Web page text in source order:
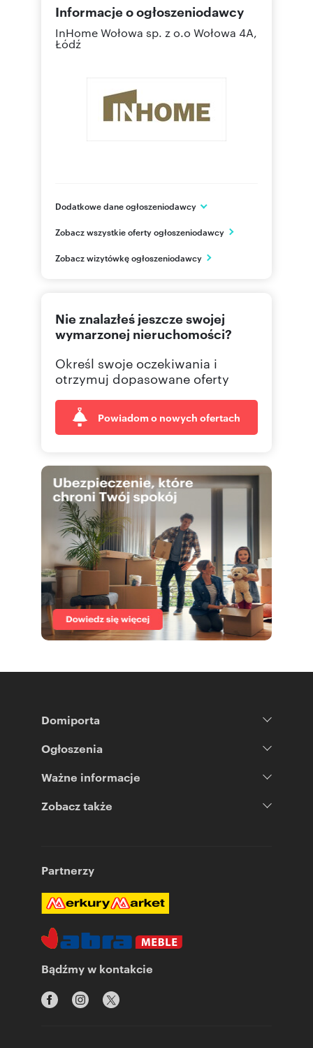
Informacje o ogłoszeniodawcy
InHome Wołowa sp. z o.o Wołowa 4A,
Łódź
Dodatkowe dane ogłoszeniodawcy
ul. Łąkowa 29
łódzkie
724 88 Pokaż telefon
724 88 Pokaż telefon
Zobacz wszystkie oferty ogłoszeniodawcy
Zobacz wizytówkę ogłoszeniodawcy
Nie znalazłeś jeszcze swojej
wymarzonej nieruchomości?
Określ swoje oczekiwania i
otrzymuj dopasowane oferty
Powiadom o nowych ofertach
Domiporta
Ogłoszenia
Ważne informacje
Zobacz także
Partnerzy
Bądźmy w kontakcie